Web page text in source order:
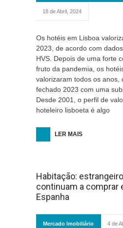
18 de Abril, 2024
Os hotéis em Lisboa
2023, de acordo com
HVS. Depois de uma forte
fruto da pandemia, os
valorizaram todos os anos,
fechado 2023 com uma
Desde 2001, o perfil de
hoteleiro lisboeta é algo
LER MAIS
Habitação:
continuam a comprar
Espanha
Mercado Imobiliário 4 de